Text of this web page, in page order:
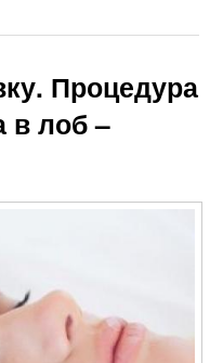
Процедура
в лоб –